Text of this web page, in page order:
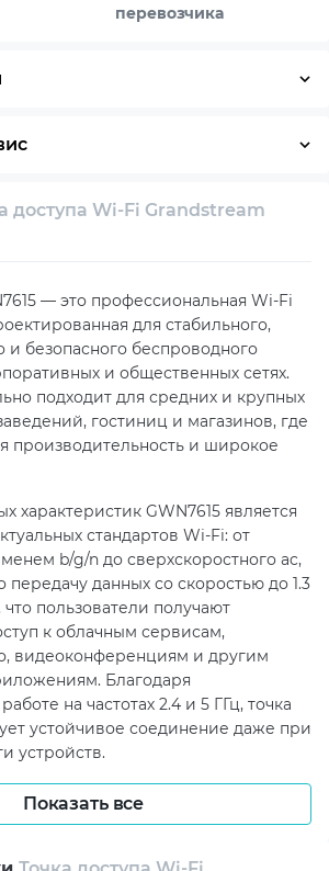
перевозчика
центр
доступа Wi-Fi Grandstream
— это профессиональная Wi-Fi
для стабильного,
безопасного беспроводного
и общественных сетях.
подходит для средних и крупных
гостиниц и магазинов, где
производительность и широкое
характеристик GWN7615 является
стандартов Wi-Fi: от
b/g/n до сверхскоростного ac,
данных со скоростью до 1.3
что пользователи получают
к облачным сервисам,
видеоконференциям и другим
Благодаря
на частотах 2.4 и 5 ГГц, точка
устойчивое соединение даже при
устройств.
многоуровневую защиту
Поддержка современных
ENT, гарантирует надёжную
Показать все